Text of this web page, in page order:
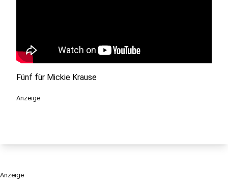
Fünf für Mickie Krause
Anzeige
Anzeige